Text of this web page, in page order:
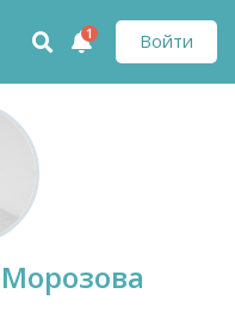
Войти
1